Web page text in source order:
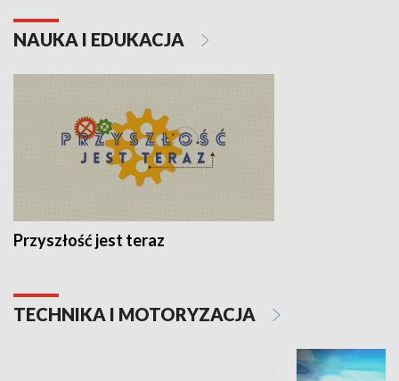
NAUKA I EDUKACJA
Przyszłość jest teraz
TECHNIKA I MOTORYZACJA